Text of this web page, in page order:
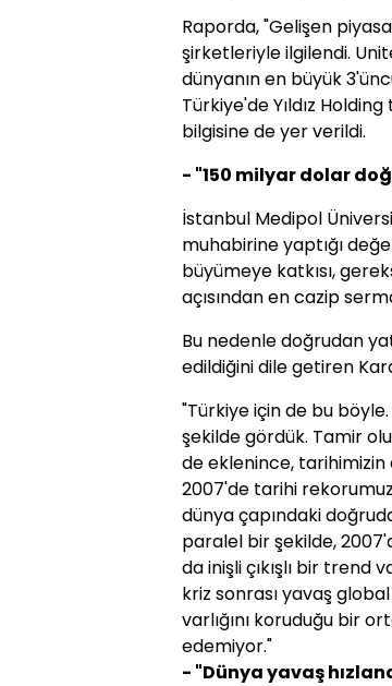
Raporda, "Gelişen
şirketleriyle ilgilendi.
dünyanın en büyük
Türkiye'de Yıldız
bilgisine de yer verildi.
- "150 milyar dolar
İstanbul Medipol
muhabirine yaptığı
büyümeye katkısı,
açısından en cazip
Bu nedenle doğrudan
edildiğini dile getiren
"Türkiye için de bu
şekilde gördük. Tamir
de eklenince, tarihimizin
2007'de tarihi
dünya çapındaki
paralel bir şekilde,
da inişli çıkışlı bir
kriz sonrası yavaş
varlığını koruduğu bir
edemiyor."
- "Dünya yavaş